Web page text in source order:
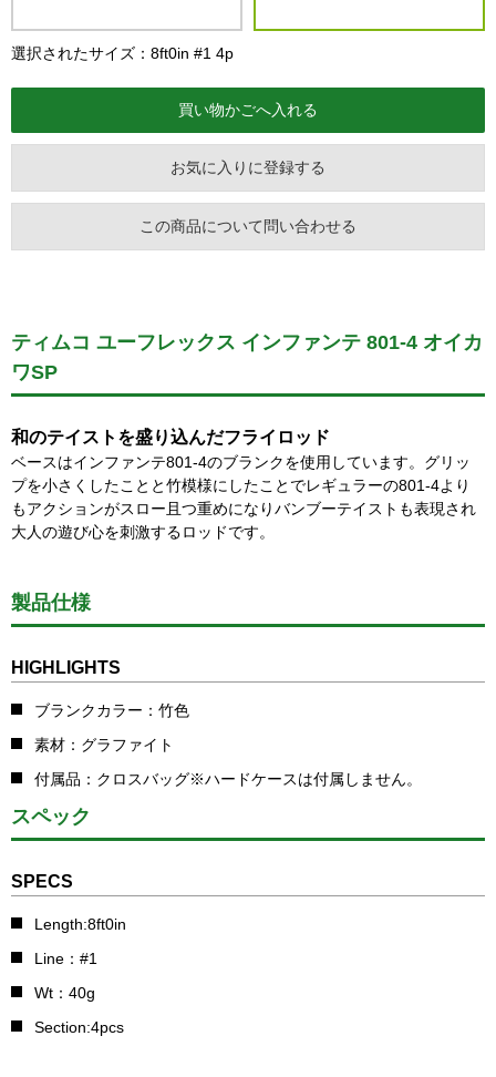
選択されたサイズ：8ft0in #1 4p
お気に入りに登録する
この商品について問い合わせる
ティムコ ユーフレックス インファンテ 801-4 オイカ
ワSP
和のテイストを盛り込んだフライロッド
ベースはインファンテ801-4のブランクを使用しています。グリッ
プを小さくしたことと竹模様にしたことでレギュラーの801-4より
もアクションがスロー且つ重めになりバンブーテイストも表現され
大人の遊び心を刺激するロッドです。
製品仕様
HIGHLIGHTS
ブランクカラー：竹色
素材：グラファイト
付属品：クロスバッグ※ハードケースは付属しません。
スペック
SPECS
Length:8ft0in
Line：#1
Wt：40g
Section:4pcs